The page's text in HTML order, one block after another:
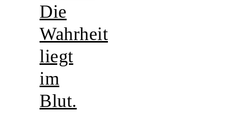
Die
Wahrheit
liegt
im
Blut.